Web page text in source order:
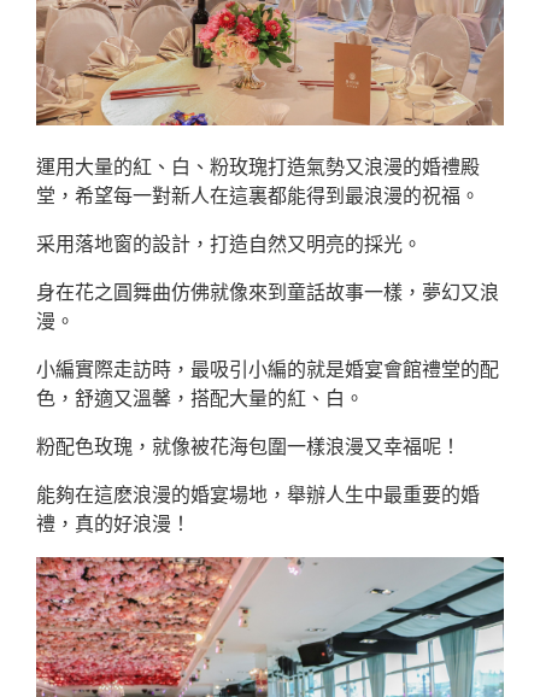
運用大量的紅、白、粉玫瑰打造氣勢又浪漫的婚禮殿
堂，希望每一對新人在這裏都能得到最浪漫的祝福。
采用落地窗的設計，打造自然又明亮的採光。
身在花之圓舞曲仿佛就像來到童話故事一樣，夢幻又浪
漫。
小編實際走訪時，最吸引小編的就是婚宴會館禮堂的配
色，舒適又溫馨，搭配大量的紅、白。
粉配色玫瑰，就像被花海包圍一樣浪漫又幸福呢！
能夠在這麽浪漫的婚宴場地，舉辦人生中最重要的婚
禮，真的好浪漫！